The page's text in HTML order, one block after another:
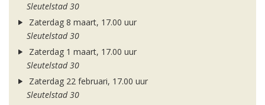
Sleutelstad 30
Zaterdag 8 maart, 17.00 uur
Sleutelstad 30
Zaterdag 1 maart, 17.00 uur
Sleutelstad 30
Zaterdag 22 februari, 17.00 uur
Sleutelstad 30